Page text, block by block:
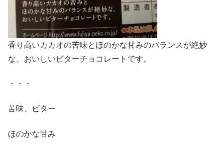
香り高いカカオの苦味とほのかな甘みのバランスが絶妙
な、おいしいビターチョコレートです。
・・・
苦味、ビター
ほのかな甘み